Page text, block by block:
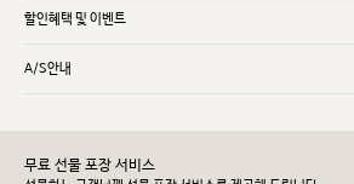
할인혜택 및 이벤트
A/S안내
무료 선물 포장 서비스